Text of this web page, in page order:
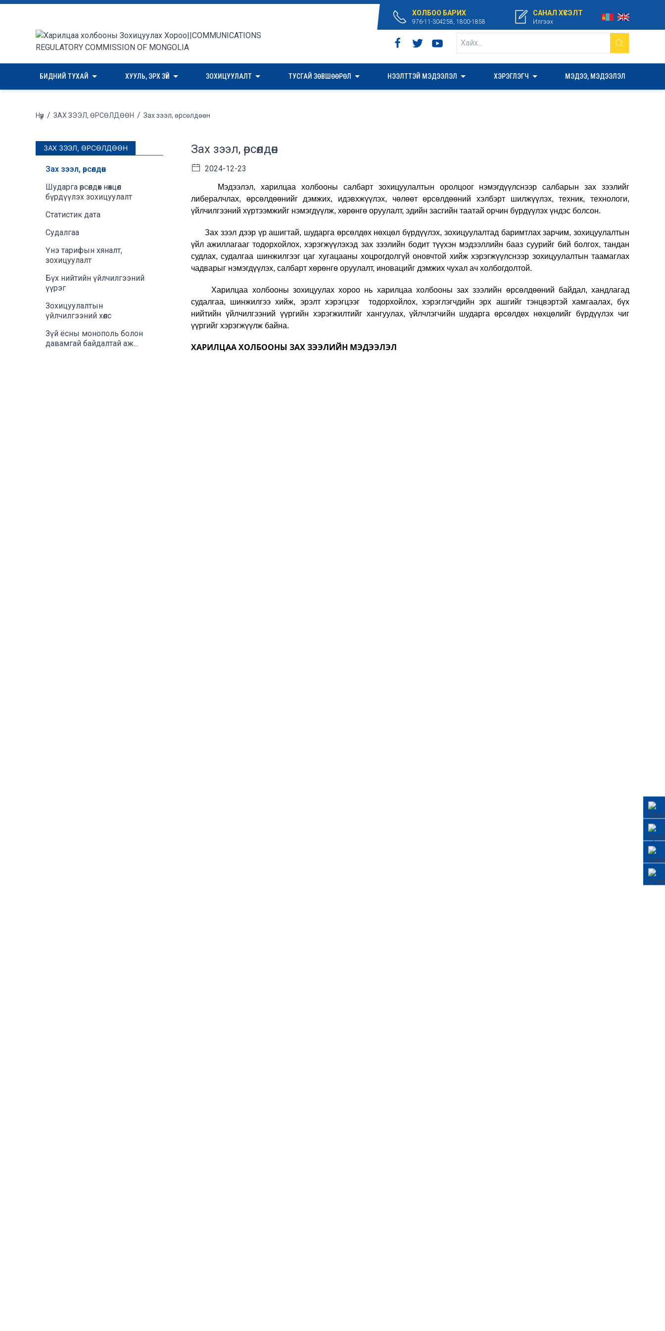
ХОЛБОО БАРИХ
976-11-304258, 1800-1858
САНАЛ ХҮСЭЛТ
Илгээх
БИДНИЙ ТУХАЙ ХУУЛЬ, ЭРХ ЗҮЙ ЗОХИЦУУЛАЛТ ТУСГАЙ ЗӨВШӨӨРӨЛ НЭЭЛТТЭЙ МЭДЭЭЛЭЛ ХЭРЭГЛЭГЧ МЭДЭЭ, МЭДЭЭЛЭЛ
Нүүр / ЗАХ ЗЭЭЛ, ӨРСӨЛДӨӨН / Зах зээл, өрсөлдөөн
ЗАХ ЗЭЭЛ, ӨРСӨЛДӨӨН
Зах зээл, өрсөлдөөн
Шударга өрсөлдөх нөхцөл
бүрдүүлэх зохицуулалт
Статистик дата
Судалгаа
Үнэ тарифын хяналт,
зохицуулалт
Бүх нийтийн үйлчилгээний
үүрэг
Зохицуулалтын
үйлчилгээний хөлс
Зүй ёсны монополь болон
давамгай байдалтай аж...
Зах зээл, өрсөлдөөн
2024-12-23
Мэдээлэл, харилцаа холбооны салбарт зохицуулалтын оролцоог нэмэгдүүлснээр салбарын зах зээлийг
либералчлах, өрсөлдөөнийг дэмжих, идэвхжүүлэх, чөлөөт өрсөлдөөний хэлбэрт шилжүүлэх, техник, технологи,
үйлчилгээний хүртээмжийг нэмэгдүүлж, хөрөнгө оруулалт, эдийн засгийн таатай орчин бүрдүүлэх үндэс болсон.
Зах зээл дээр үр ашигтай, шударга өрсөлдөх нөхцөл бүрдүүлэх, зохицуулалтад баримтлах зарчим, зохицуулалтын
үйл ажиллагааг тодорхойлох, хэрэгжүүлэхэд зах зээлийн бодит түүхэн мэдээллийн бааз суурийг бий болгох, тандан
судлах, судалгаа шинжилгээг цаг хугацааны хоцрогдолгүй оновчтой хийж хэрэгжүүлснээр зохицуулалтын таамаглах
чадварыг нэмэгдүүлэх, салбарт хөрөнгө оруулалт, иновацийг дэмжих чухал ач холбогдолтой.
Харилцаа холбооны зохицуулах хороо нь харилцаа холбооны зах зээлийн өрсөлдөөний байдал, хандлагад
судалгаа, шинжилгээ хийж, эрэлт хэрэгцээг тодорхойлох, хэрэглэгчдийн эрх ашгийг тэнцвэртэй хамгаалах, бүх
нийтийн үйлчилгээний үүргийн хэрэгжилтийг хангуулах, үйлчлэгчийн шударга өрсөлдөх нөхцөлийг бүрдүүлэх чиг
үүргийг хэрэгжүүлж байна.
ХАРИЛЦАА ХОЛБООНЫ ЗАХ ЗЭЭЛИЙН МЭДЭЭЛЭЛ